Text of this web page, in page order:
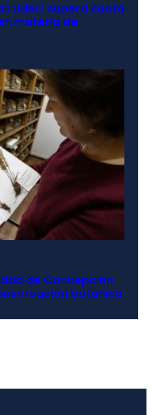
UdeC supera cuota
materia de
de Concepción
botánica